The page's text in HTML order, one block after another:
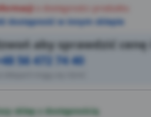
o dostępności produktu
dostępność w innym sklepie
aby sprawdzić
56 472 74 40
sklep z dostępnością